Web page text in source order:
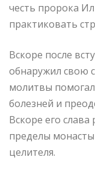
честь пророка
практиковать
Вскоре после
обнаружил свою
молитвы
болезней и
Вскоре его слава
пределы
целителя.